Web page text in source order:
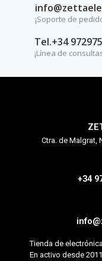
¡Soporte de
Tel.+34
¡Línea de
Ctra. de Malgrat,
+34
Tienda de
En activo desde